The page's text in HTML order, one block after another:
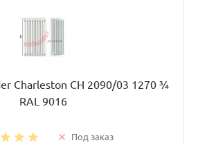
Charleston CH 2090/03 1270 ¾
RAL 9016
Под заказ